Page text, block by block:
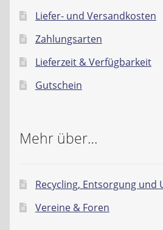
Liefer- und Versandkosten
Zahlungsarten
Lieferzeit & Verfügbarkeit
Gutschein
Mehr über…
Recycling, Entsorgung und
Vereine & Foren